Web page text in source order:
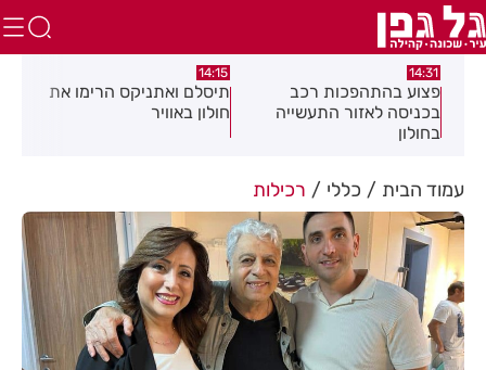
14:31
פצוע בהתהפכות רכב
בכניסה לאזור התעשייה
בחולון
14:15
תיסלם ואתניקס הרימו את
חולון באוויר
עמוד הבית כללי רכילות